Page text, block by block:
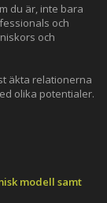
du är, inte bara
och
och
äkta relationerna
olika potentialer.
modell samt